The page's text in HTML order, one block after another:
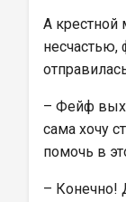
А крестной
– Фейф
сама хочу
помочь в
– Конечно!